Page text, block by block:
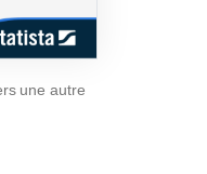
une autre